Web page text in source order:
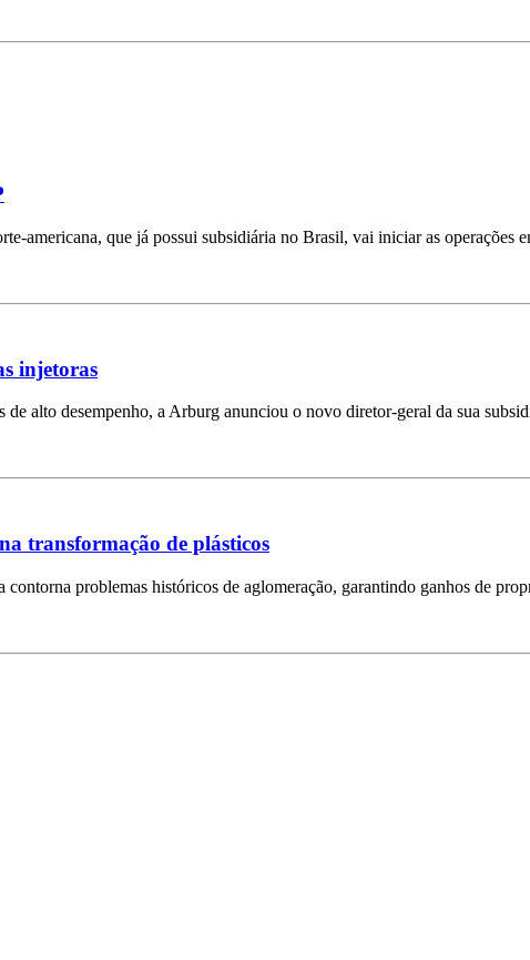
americana, que já possui subsidiária no Brasil, vai iniciar as operações
injetoras
alto desempenho, a Arburg anunciou o novo diretor-geral da sua
transformação de plásticos
problemas históricos de aglomeração, garantindo ganhos de